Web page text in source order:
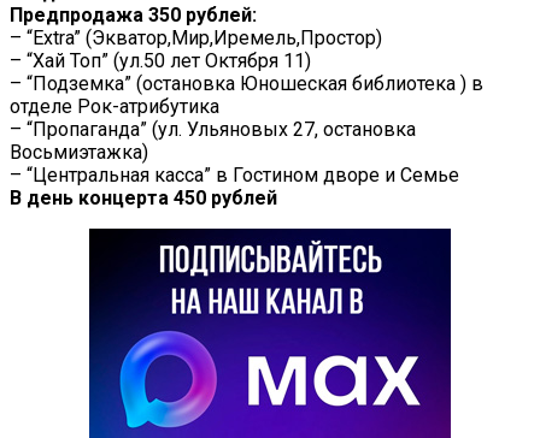
Предпродажа 350 рублей:
– “Extra” (Экватор,Мир,Иремель,Простор)
– “Хай Топ” (ул.50 лет Октября 11)
– “Подземка” (остановка Юношеская библиотека ) в
отделе Рок-атрибутика
– “Пропаганда” (ул. Ульяновых 27, остановка
Восьмиэтажка)
– “Центральная касса” в Гостином дворе и Семье
В день концерта 450 рублей